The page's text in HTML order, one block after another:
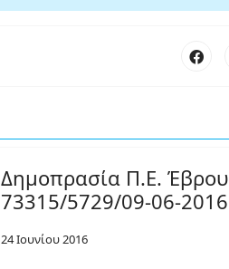
Δημοπρασία Π.Ε. Έβρου
73315/5729/09-06-2016
24 Ιουνίου 2016